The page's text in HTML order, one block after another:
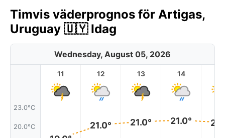
Timvis väderprognos för Artigas,
Uruguay 🇺🇾 Idag
Wednesday, August 05, 2026
23.0°C
20.0°C
11 12
21.0°
13
21.0°
14
21.0°